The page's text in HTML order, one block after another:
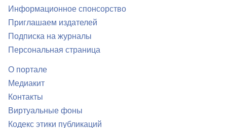
Информационное спонсорство
Приглашаем издателей
Подписка на журналы
Персональная страница
О портале
Медиакит
Контакты
Виртуальные фоны
Кодекс этики публикаций